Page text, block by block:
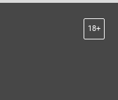
18+